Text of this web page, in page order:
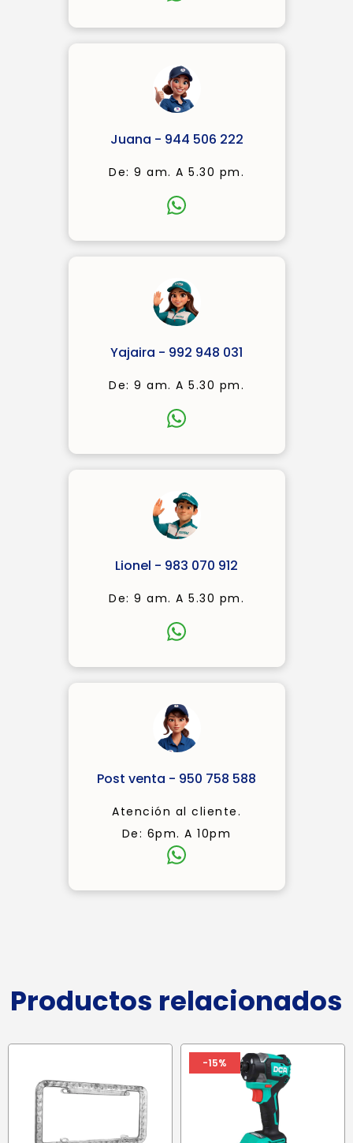
Juana - 944 506 222
De: 9 am. A 5.30 pm.
Yajaira - 992 948 031
De: 9 am. A 5.30 pm.
Lionel - 983 070 912
De: 9 am. A 5.30 pm.
Post venta - 950 758 588
Atención al cliente.
De: 6pm. A 10pm
Productos relacionados
-15%